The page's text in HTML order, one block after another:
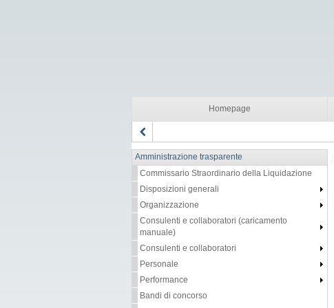
Homepage
Amministrazione trasparente
Commissario Straordinario della Liquidazione
Disposizioni generali
Organizzazione
Consulenti e collaboratori (caricamento
manuale)
Consulenti e collaboratori
Personale
Performance
Bandi di concorso